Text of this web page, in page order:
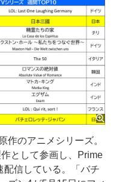
のアニメシリーズ。
として参画し、Prime
信している。「バチ